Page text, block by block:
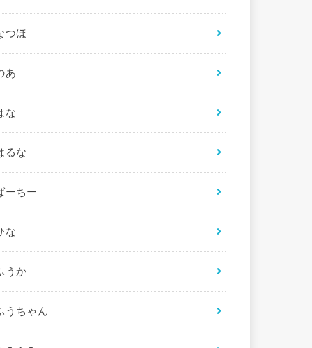
つほ
あ
な
るな
ーちー
な
うか
うちゃん